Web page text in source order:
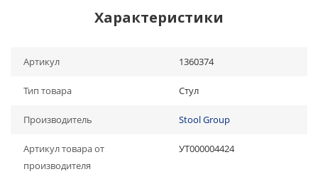
Характеристики
Артикул 1360374
Тип товара Стул
Производитель Stool Group
Артикул товара от
производителя
УТ000004424